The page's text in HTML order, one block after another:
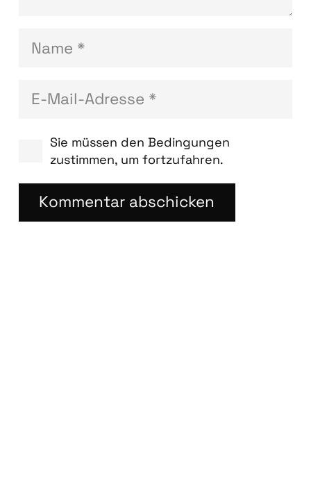
Sie müssen den Bedingungen
zustimmen, um fortzufahren.
Kommentar abschicken